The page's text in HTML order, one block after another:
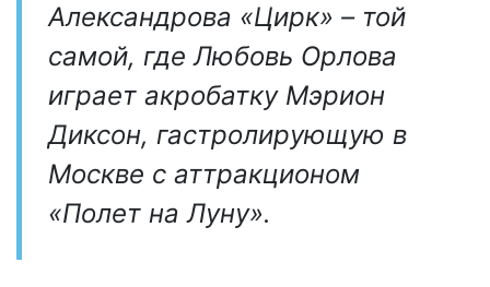
Александрова «Цирк» – той
самой, где Любовь Орлова
играет акробатку Мэрион
Диксон, гастролирующую в
Москве с аттракционом
«Полет на Луну».